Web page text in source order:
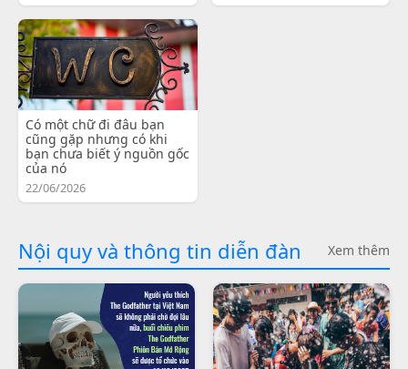
Có một chữ đi đâu bạn
cũng gặp nhưng có khi
bạn chưa biết ý nguồn gốc
của nó
22/06/2026
Nội quy và thông tin diễn đàn Xem thêm